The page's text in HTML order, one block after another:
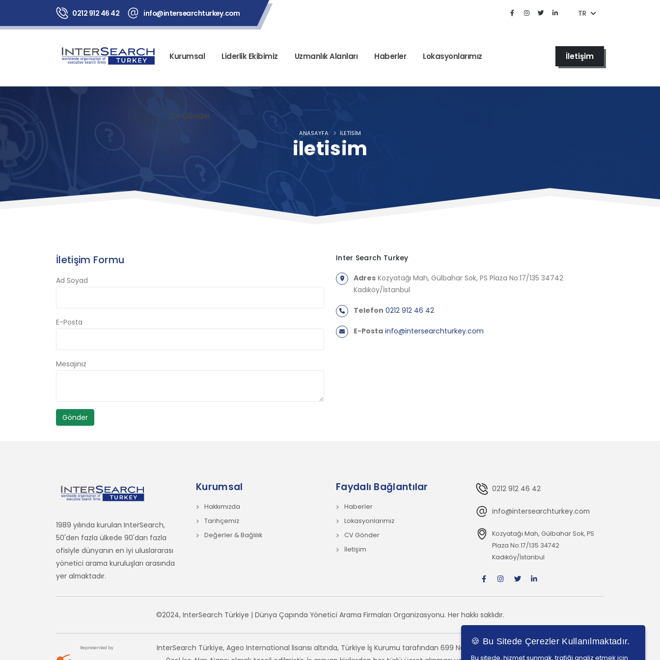
0212 912 46 42 info@intersearchturkey.com TR
Kurumsal Liderlik Ekibimiz Uzmanlık Alanları Haberler Lokasyonlarımız
CV Gönder
İletişim
iletisim
ANASAYFA ILETISIM
İletişim Formu
Ad Soyad
E-Posta
Mesajınız
Gönder
Inter Search Turkey
Adres Kozyatağı Mah, Gülbahar Sok, PS Plaza No:17/135 34742
Kadıköy/İstanbul
Telefon 0212 912 46 42
E-Posta info@intersearchturkey.com
1989 yılında kurulan InterSearch,
50'den fazla ülkede 90'dan fazla
ofisiyle dünyanın en iyi uluslararası
yönetici arama kuruluşları arasında
yer almaktadır.
Kurumsal
Hakkımızda
Tarihçemiz
Değerler & Bağlılık
Faydalı Bağlantılar
Haberler
Lokasyonlarımız
CV Gönder
İletişim
0212 912 46 42
info@intersearchturkey.com
Kozyatağı Mah, Gülbahar Sok, PS
Plaza No:17/135 34742
Kadıköy/İstanbul
©2024, InterSearch Türkiye | Dünya Çapında Yönetici Arama Firmaları Organizasyonu. Her hakkı saklıdır.
Represented by
InterSearch Türkiye, Ageo International lisansı altında, Türkiye İş Kurumu tarafından 699 No'lu Lisans ile
🍪 Bu Sitede Çerezler Kullanılmaktadır.
Bu sitede, hizmet sunmak, trafiği analiz etmek için